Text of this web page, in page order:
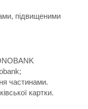
підвищеними
частинами.
картки.